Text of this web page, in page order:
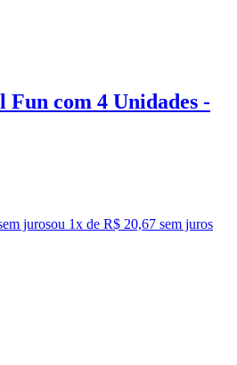
Fun com 4 Unidades -
jurosou 1x de R$ 20,67 sem juros